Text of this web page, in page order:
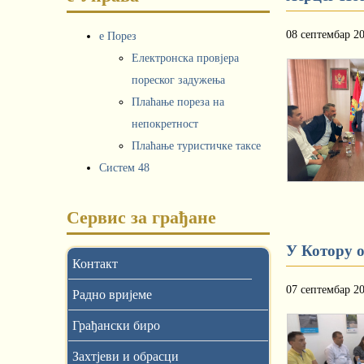
е Порез
Електронска провјера
пореског задужења
Плаћање пореза на
непокретност
Плаћање туристичке таксе
Систем 48
Сервис за грађане
Контакт
Радно вријеме
Грађански биро
Захтјеви и обрасци
08 септембар
У Котору
07 септембар